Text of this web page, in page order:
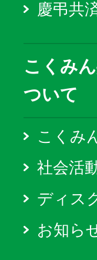
慶弔共
こくみ
ついて
こくみ
社会活
ディス
お知ら